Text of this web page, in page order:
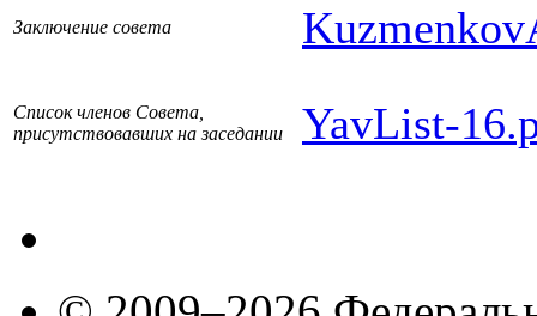
Заключение совета
Список членов Совета,
присутствовавших на заседании
YavList-